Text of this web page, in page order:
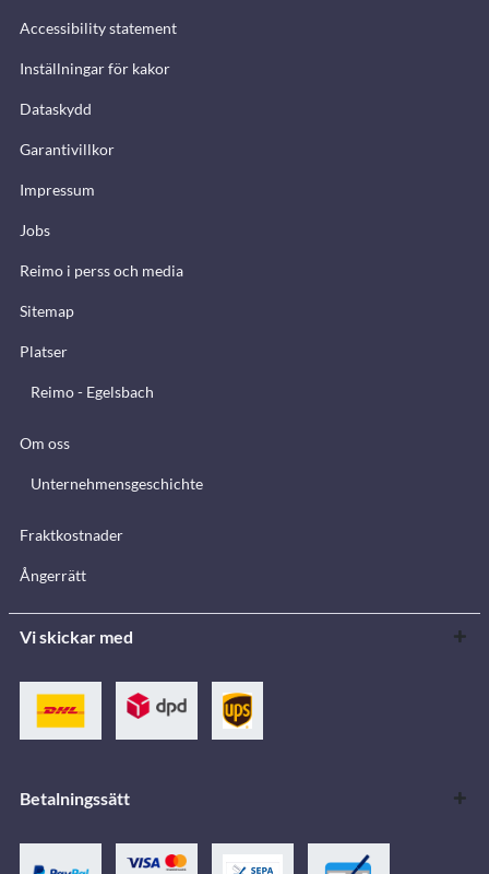
Accessibility statement
Inställningar för kakor
Dataskydd
Garantivillkor
Impressum
Jobs
Reimo i perss och media
Sitemap
Platser
Reimo - Egelsbach
Om oss
Unternehmensgeschichte
Fraktkostnader
Ångerrätt
Vi skickar med
Betalningssätt